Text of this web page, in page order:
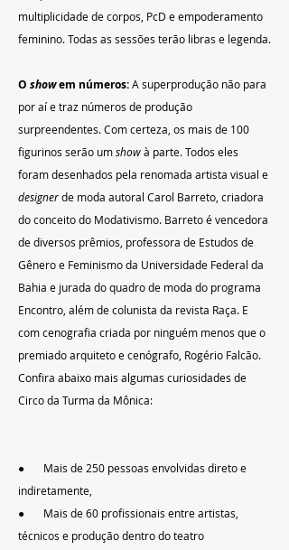
multiplicidade de corpos, PcD e empoderamento
feminino. Todas as sessões terão libras e legenda.
O show em números: A superprodução não para
por aí e traz números de produção
surpreendentes. Com certeza, os mais de 100
figurinos serão um show à parte. Todos eles
foram desenhados pela renomada artista visual e
designer de moda autoral Carol Barreto, criadora
do conceito do Modativismo. Barreto é vencedora
de diversos prêmios, professora de Estudos de
Gênero e Feminismo da Universidade Federal da
Bahia e jurada do quadro de moda do programa
Encontro, além de colunista da revista Raça. E
com cenografia criada por ninguém menos que o
premiado arquiteto e cenógrafo, Rogério Falcão.
Confira abaixo mais algumas curiosidades de
Circo da Turma da Mônica:
●       Mais de 250 pessoas envolvidas direto e
indiretamente,
●       Mais de 60 profissionais entre artistas,
técnicos e produção dentro do teatro